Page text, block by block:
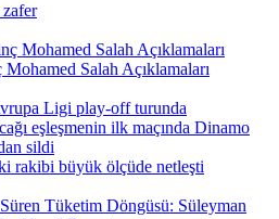
zafer
Salah Açıklamaları
rakibi büyük ölçüde netleşti